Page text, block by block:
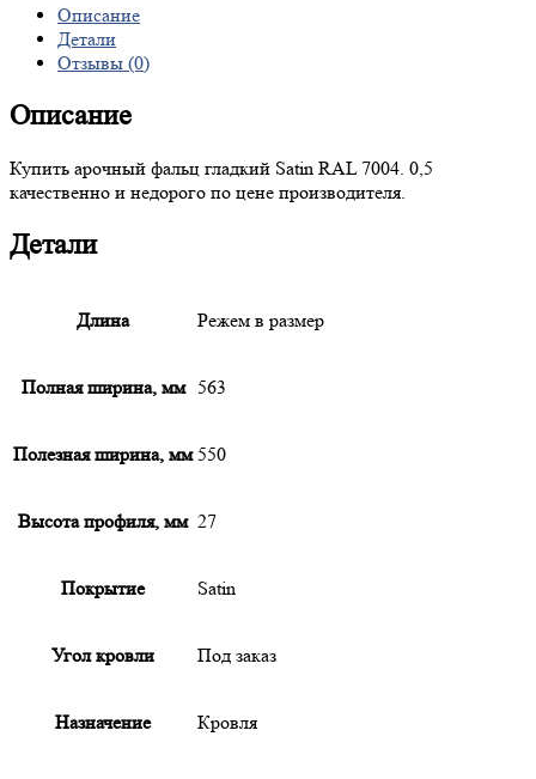
Описание
Детали
Отзывы (0)
Описание
Купить арочный фальц гладкий Satin RAL 7004. 0,5
качественно и недорого по цене производителя.
Детали
Длина Режем в размер
Полная ширина, мм 563
Полезная ширина, мм 550
Высота профиля, мм 27
Покрытие Satin
Угол кровли Под заказ
Назначение Кровля